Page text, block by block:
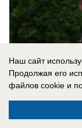
Наш сайт
Продолжая его
файлов cookie и